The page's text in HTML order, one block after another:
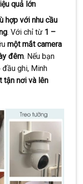
quả lớn
hợp với nhu cầu
. Với chỉ từ 1 –
một mắt camera
đêm. Nếu bạn
đầu ghi, Minh
tận nơi và lên